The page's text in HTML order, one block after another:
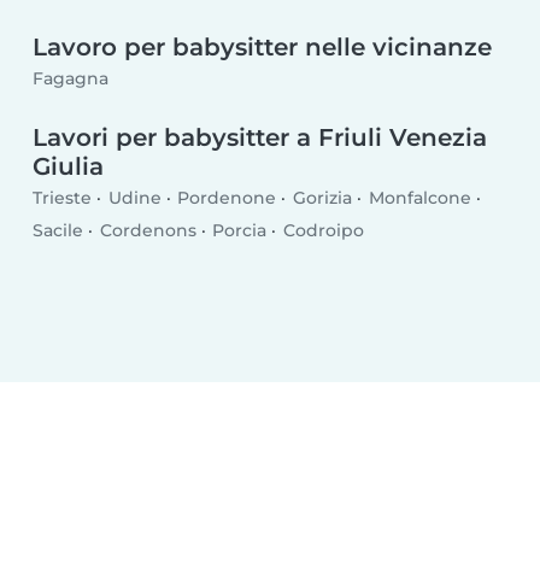
Lavoro per babysitter nelle vicinanze
Fagagna
Lavori per babysitter a Friuli Venezia
Giulia
Trieste Udine Pordenone Gorizia
Monfalcone
Sacile
Cordenons Porcia Codroipo